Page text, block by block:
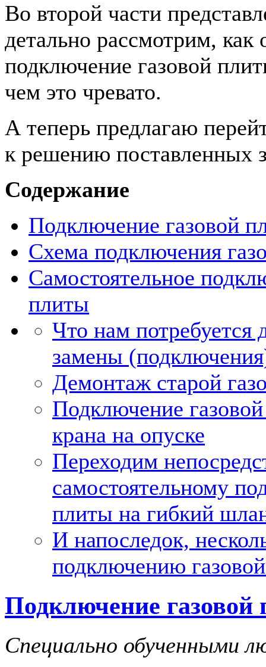
Во второй части
детально рассмотрим, как
подключение газовой
чем это чревато.
А теперь предлагаю
к решению поставленных
Содержание
Подключение газовой
Схема подключения
Самостоятельное
плиты
Что нам потребуется
замены
Демонтаж старой
Подключение
крана на опуске
Переходим
самостоятельному
плиты на гибкий
И напоследок,
подключению
Подключение газовой
Специально обученными